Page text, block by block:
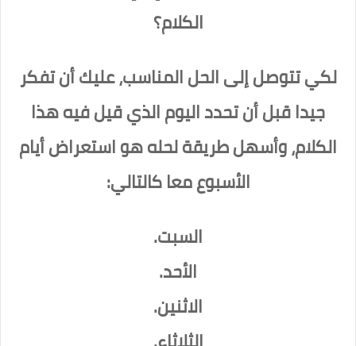
الكلام؟
لكي تتوصل إلى الحل المناسب، عليك أن تفكر
جيدا قبل أن تحدد اليوم الذي قيل فيه هذا
الكلام، وأسهل طريقة لحله هو استعراض أيام
الأسبوع معا كالتالي:
السبت.
الأحد.
الاثنين.